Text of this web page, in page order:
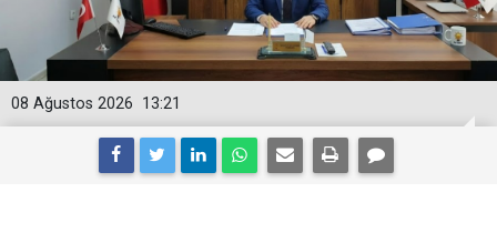
13:21
08 Ağustos 2026